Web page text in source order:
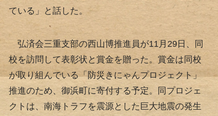
ている」と話した。
弘済会三重支部の西山博推進員が11月29日、同
校を訪問して表彰状と賞金を贈った。賞金は同校
が取り組んでいる「防災きにゃんプロジェクト」
推進のため、御浜町に寄付する予定。同プロジェ
クトは、南海トラフを震源とした巨大地震の発生